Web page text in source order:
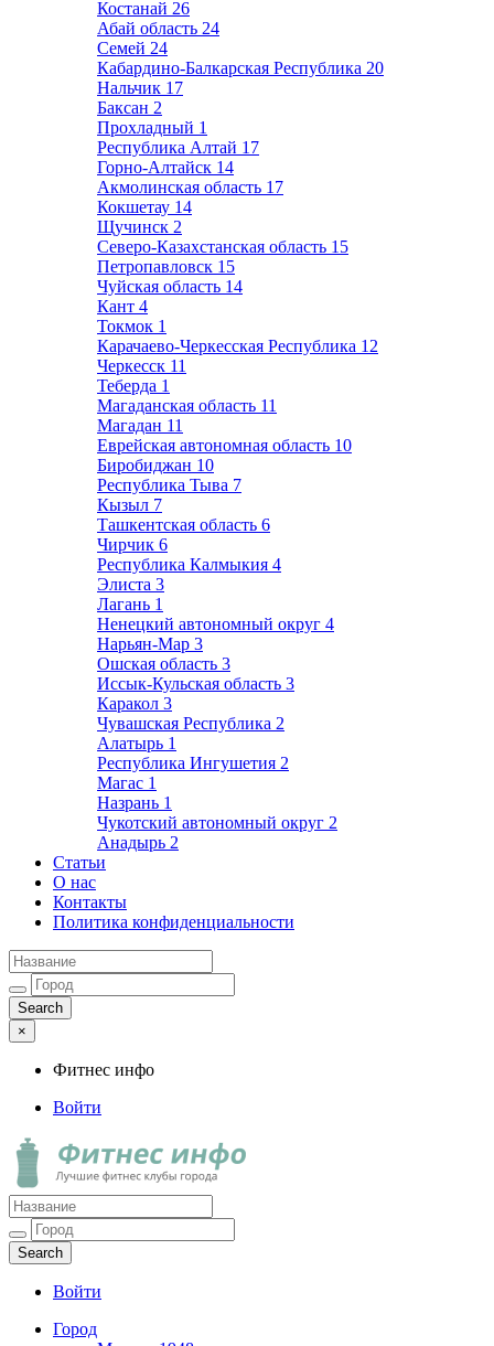
Костанай 26
Абай область 24
Семей 24
Кабардино-Балкарская Республика 20
Нальчик 17
Баксан 2
Прохладный 1
Республика Алтай 17
Горно-Алтайск 14
Акмолинская область 17
Кокшетау 14
Щучинск 2
Северо-Казахстанская область 15
Петропавловск 15
Чуйская область 14
Кант 4
Токмок 1
Карачаево-Черкесская Республика 12
Черкесск 11
Теберда 1
Магаданская область 11
Магадан 11
Еврейская автономная область 10
Биробиджан 10
Республика Тыва 7
Кызыл 7
Ташкентская область 6
Чирчик 6
Республика Калмыкия 4
Элиста 3
Лагань 1
Ненецкий автономный округ 4
Нарьян-Мар 3
Ошская область 3
Иссык-Кульская область 3
Каракол 3
Чувашская Республика 2
Алатырь 1
Республика Ингушетия 2
Магас 1
Назрань 1
Чукотский автономный округ 2
Анадырь 2
Статьи
О нас
Контакты
Политика конфиденциальности
×
Фитнес инфо
Войти
Фитнес инфо
Лучшие фитнес клубы города
Войти
Город